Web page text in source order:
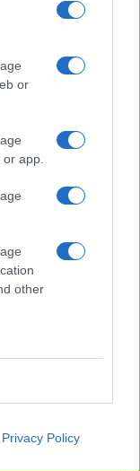
or
app.
other
Privacy Policy
ΕΔΩ